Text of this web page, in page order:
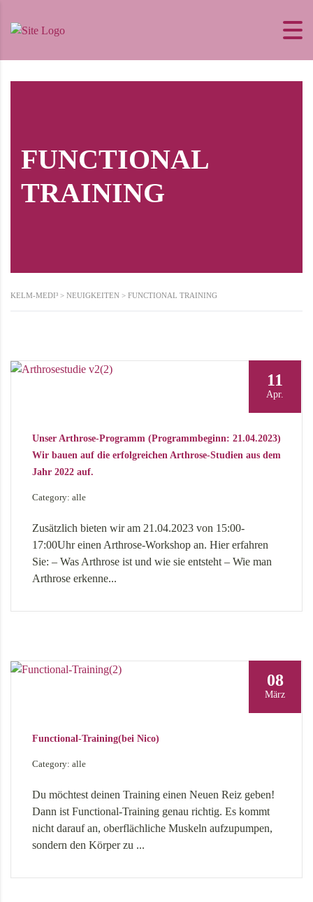
FUNCTIONAL
TRAINING
KELM-MEDI³ > NEUIGKEITEN > FUNCTIONAL TRAINING
11
Apr.
Unser Arthrose-Programm (Programmbeginn: 21.04.2023)
Wir bauen auf die erfolgreichen Arthrose-Studien aus dem
Jahr 2022 auf.
Category: alle
Zusätzlich bieten wir am 21.04.2023 von 15:00-
17:00Uhr einen Arthrose-Workshop an. Hier erfahren
Sie: – Was Arthrose ist und wie sie entsteht – Wie man
Arthrose erkenne...
08
März
Functional-Training(bei Nico)
Category: alle
Du möchtest deinen Training einen Neuen Reiz geben!
Dann ist Functional-Training genau richtig. Es kommt
nicht darauf an, oberflächliche Muskeln aufzupumpen,
sondern den Körper zu ...